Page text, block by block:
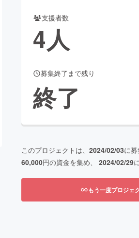
ーティー・ヘルスケア
支援者数
4人
募集終了まで残り
終了
このプロジェクトは、 2024/02/03に募
60,000円の資金を集め、 2024/02/29
もう一度プロジェ